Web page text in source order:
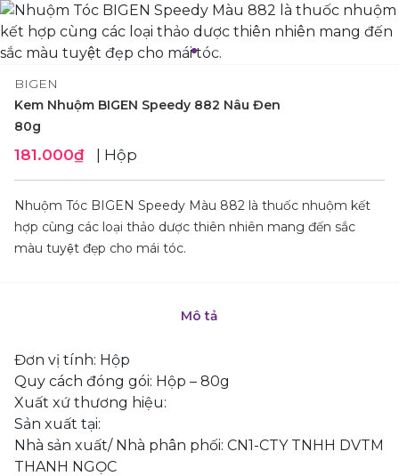
BIGEN
Kem Nhuộm BIGEN Speedy 882 Nâu Đen
80g
181.000₫ | Hộp
Nhuộm Tóc BIGEN Speedy Màu 882 là thuốc nhuộm kết
hợp cùng các loại thảo dược thiên nhiên mang đến sắc
màu tuyệt đẹp cho mái tóc.
Mô tả
Đơn vị tính: Hộp
Quy cách đóng gói: Hộp – 80g
Xuất xứ thương hiệu:
Sản xuất tại:
Nhà sản xuất/ Nhà phân phối: CN1-CTY TNHH DVTM
THANH NGỌC